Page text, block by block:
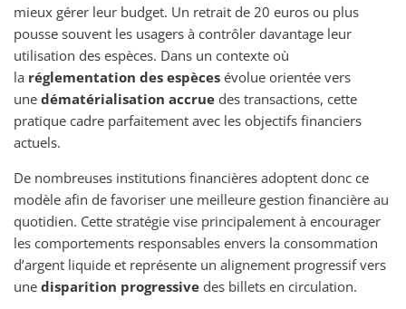
mieux gérer leur budget. Un retrait de 20 euros ou plus
pousse souvent les usagers à contrôler davantage leur
utilisation des espèces. Dans un contexte où
la réglementation des espèces évolue orientée vers
une dématérialisation accrue des transactions, cette
pratique cadre parfaitement avec les objectifs financiers
actuels.
De nombreuses institutions financières adoptent donc ce
modèle afin de favoriser une meilleure gestion financière au
quotidien. Cette stratégie vise principalement à encourager
les comportements responsables envers la consommation
d’argent liquide et représente un alignement progressif vers
une disparition progressive des billets en circulation.